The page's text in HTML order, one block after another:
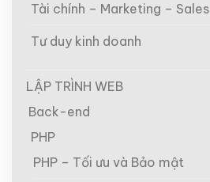
Tài chính – Marketing – Sales
Tư duy kinh doanh
LẬP TRÌNH WEB
Back-end
PHP
PHP – Tối ưu và Bảo mật